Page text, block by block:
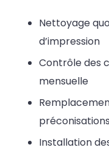
Nettoyage
d’impression
Contrôle des
mensuelle
préconisations
Installation